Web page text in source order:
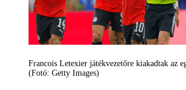
Francois Letexier játékvezetőre kiakadtak az
(Fotó: Getty Images)